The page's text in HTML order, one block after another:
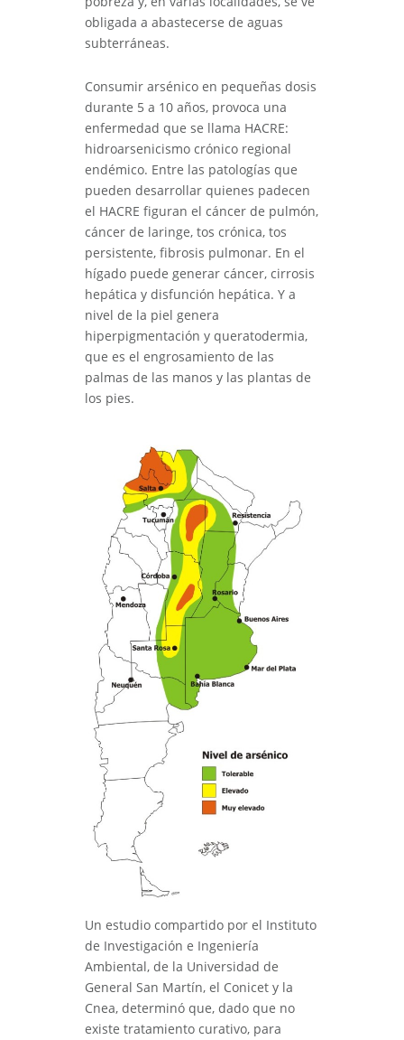
obligada a abastecerse de aguas
subterráneas.
Consumir arsénico en pequeñas dosis
durante 5 a 10 años, provoca una
enfermedad que se llama HACRE:
hidroarsenicismo crónico regional
endémico. Entre las patologías que
pueden desarrollar quienes padecen
el HACRE figuran el cáncer de pulmón,
cáncer de laringe, tos crónica, tos
persistente, fibrosis pulmonar. En el
hígado puede generar cáncer, cirrosis
hepática y disfunción hepática. Y a
nivel de la piel genera
hiperpigmentación y queratodermia,
que es el engrosamiento de las
palmas de las manos y las plantas de
los pies.
Un estudio compartido por el Instituto
de Investigación e Ingeniería
Ambiental, de la Universidad de
General San Martín, el Conicet y la
Cnea, determinó que, dado que no
existe tratamiento curativo, para